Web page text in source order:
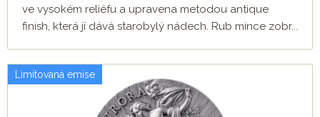
ve vysokém reliéfu a upravena metodou antique
finish, která jí dává starobylý nádech. Rub mince zobr...
Limitovaná emise